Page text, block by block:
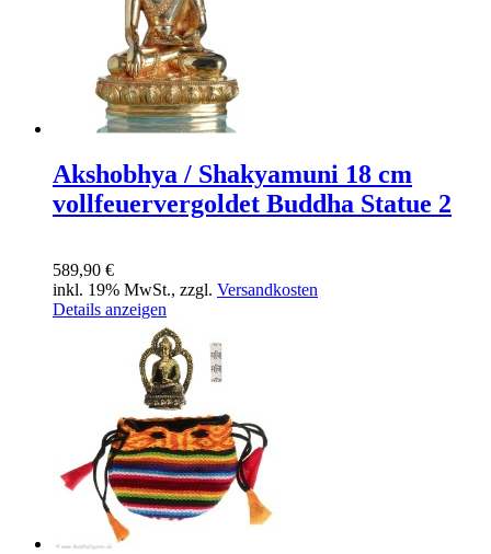
Akshobhya / Shakyamuni 18 cm
vollfeuervergoldet Buddha Statue 2
589,90 €
inkl. 19% MwSt., zzgl. Versandkosten
Details anzeigen